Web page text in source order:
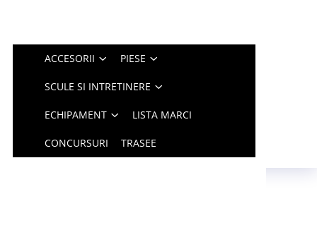
ACCESORII PIESE
SCULE SI INTRETINERE
ECHIPAMENT LISTA MARCI
CONCURSURI TRASEE